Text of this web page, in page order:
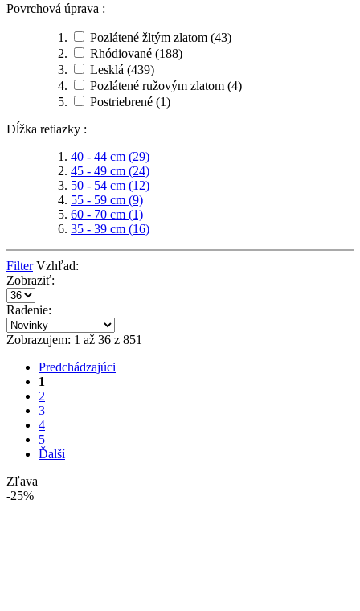
Povrchová úprava :
Pozlátené žltým zlatom (43)
Rhódiované (188)
Lesklá (439)
Pozlátené ružovým zlatom (4)
Postriebrené (1)
Dĺžka retiazky :
40 - 44 cm (29)
45 - 49 cm (24)
50 - 54 cm (12)
55 - 59 cm (9)
60 - 70 cm (1)
35 - 39 cm (16)
Filter Vzhľad:
Zobraziť:
Radenie:
Zobrazujem: 1 až 36 z 851
Predchádzajúci
1
2
3
4
5
Ďalší
Zľava
-25%